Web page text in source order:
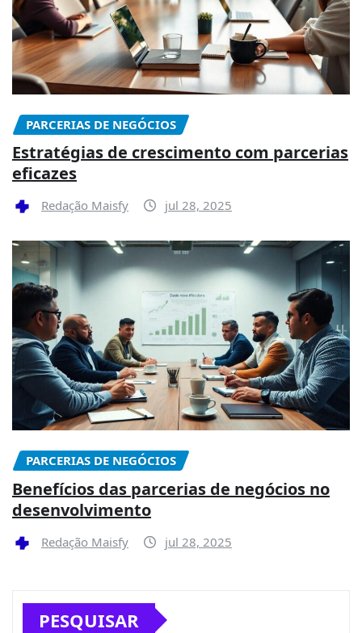
PARCERIAS DE NEGÓCIOS
Estratégias de crescimento com parcerias
eficazes
Redação Maisfy jul 28, 2025
PARCERIAS DE NEGÓCIOS
Benefícios das parcerias de negócios no
desenvolvimento
Redação Maisfy jul 28, 2025
PESQUISAR